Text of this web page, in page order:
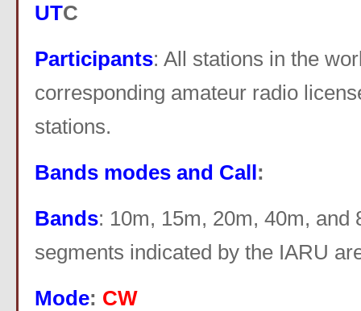
UTC
Participants: All stations in the
corresponding amateur radio
stations.
Bands modes and Call:
Bands: 10m, 15m, 20m, 40m, and
segments indicated by the IARU
Mode: CW